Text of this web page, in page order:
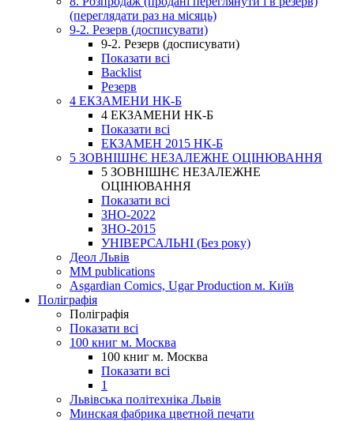
(переглядати раз на місяць)
9-2. Резерв (досписувати)
9-2. Резерв (досписувати)
Показати всі
Backlist
Резерв
4 ЕКЗАМЕНИ НК-Б
4 ЕКЗАМЕНИ НК-Б
Показати всі
ЕКЗАМЕН 2015 НК-Б
5 ЗОВНІШНЄ НЕЗАЛЕЖНЕ ОЦІНЮВАННЯ
5 ЗОВНІШНЄ НЕЗАЛЕЖНЕ
ОЦІНЮВАННЯ
Показати всі
ЗНО-2022
ЗНО-2015
УНІВЕРСАЛЬНІ (Без року)
Деол Львів
MM publications
Asgardian Comics, Ugar Production м. Київ
Поліграфія
Поліграфія
Показати всі
100 книг м. Москва
100 книг м. Москва
Показати всі
1
Львівська політехніка Львів
Минская фабрика цветной печати